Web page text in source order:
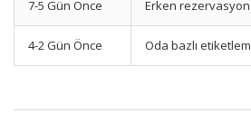
7-5 Gün Önce Erken rezervasyon
4-2 Gün Önce Oda bazlı